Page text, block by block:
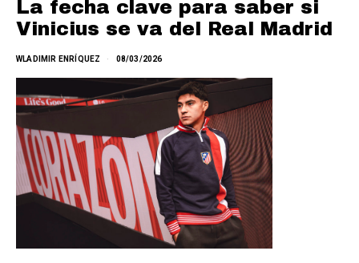
La fecha clave para saber si
Vinicius se va del Real Madrid
WLADIMIR ENRÍQUEZ 08/03/2026